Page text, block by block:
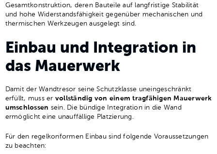
Gesamtkonstruktion, deren Bauteile auf langfristige Stabilität
und hohe Widerstandsfähigkeit gegenüber mechanischen und
thermischen Werkzeugen ausgelegt sind.
Einbau und Integration in
das Mauerwerk
Damit der Wandtresor seine Schutzklasse uneingeschränkt
erfüllt, muss er vollständig von einem tragfähigen Mauerwerk
umschlossen sein. Die bündige Integration in die Wand
ermöglicht eine unauffällige Platzierung.
Für den regelkonformen Einbau sind folgende Voraussetzungen
zu beachten: